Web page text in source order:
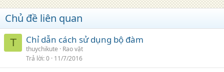
Chủ đề liên quan
T Chỉ dẫn cách sử dụng bộ đàm
thuychikute
Rao vặt
Trả lời 0 11/7/2016